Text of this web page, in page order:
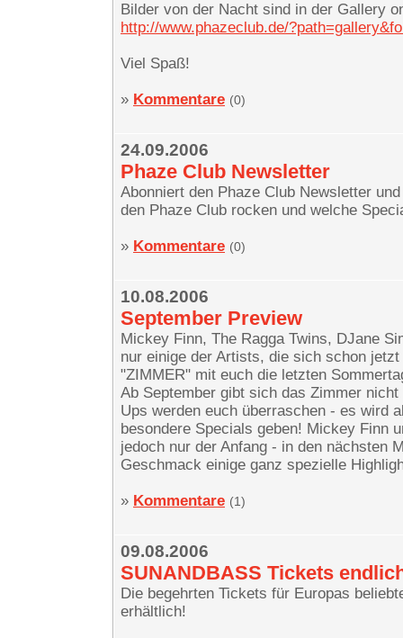
Bilder von der Nacht sind in der Gallery
http://www.phazeclub.de/
Viel Spaß!
» Kommentare (0)
24.09.2006
Phaze Club Newsletter
Abonniert den Phaze Club Newsletter
den Phaze Club rocken und welche
» Kommentare (0)
10.08.2006
September Preview
Mickey Finn, The Ragga Twins, DJane
nur einige der Artists, die sich schon
"ZIMMER" mit euch die letzten
Ab September gibt sich das Zimmer
Ups werden euch überraschen - es wird
besondere Specials geben! Mickey Finn
jedoch nur der Anfang - in den nächsten
Geschmack einige ganz spezielle
» Kommentare (1)
09.08.2006
SUNANDBASS Tickets
Die begehrten Tickets für Europas
erhältlich!